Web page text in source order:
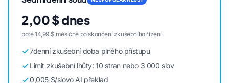
2,00 $ dnes
poté 14,99 $ měsíčně po skončení zkušebního řízení
7denní zkušební doba plného přístupu
Limit zkušební lhůty: 10 stran nebo 3 000 slov
0,005 $/slovo AI překlad